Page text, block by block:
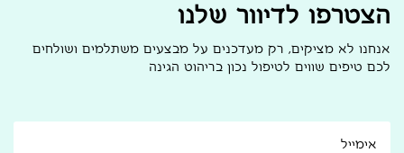
הצטרפו לדיוור שלנו
אנחנו לא מציקים, רק מעדכנים על מבצעים משתלמים ושולחים
לכם טיפים שווים לטיפול נכון בריהוט הגינה